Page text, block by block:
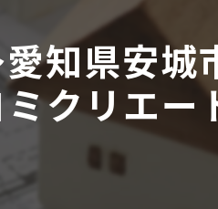
高性能
セルロースファイ
健康住宅
和モダン
県安城
クリエー